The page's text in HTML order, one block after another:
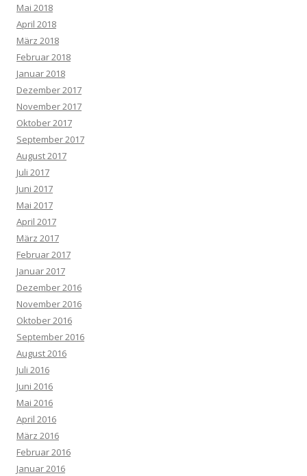
Mai 2018
April 2018
März 2018
Februar 2018
Januar 2018
Dezember 2017
November 2017
Oktober 2017
September 2017
August 2017
Juli 2017
Juni 2017
Mai 2017
April 2017
März 2017
Februar 2017
Januar 2017
Dezember 2016
November 2016
Oktober 2016
September 2016
August 2016
Juli 2016
Juni 2016
Mai 2016
April 2016
März 2016
Februar 2016
Januar 2016